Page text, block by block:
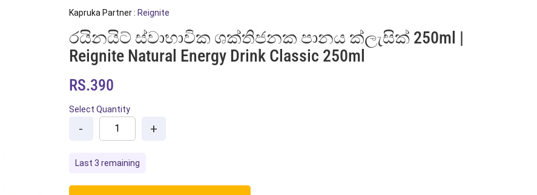
Kapruka Partner : Reignite
රයිනයිට් ස්වාභාවික ශක්තිජනක පානය ක්ලැසික් 250ml |
Reignite Natural Energy Drink Classic 250ml
RS.390
Select Quantity
- +
Last 3 remaining